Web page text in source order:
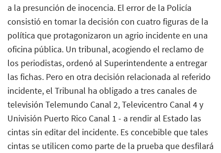
a la presunción de inocencia. El error de la Policía
consistió en tomar la decisión con cuatro figuras de la
política que protagonizaron un agrio incidente en una
oficina pública. Un tribunal, acogiendo el reclamo de
los periodistas, ordenó al Superintendente a entregar
las fichas. Pero en otra decisión relacionada al referido
incidente, el Tribunal ha obligado a tres canales de
televisión Telemundo Canal 2, Televicentro Canal 4 y
Univisión Puerto Rico Canal 1 - a rendir al Estado las
cintas sin editar del incidente. Es concebible que tales
cintas se utilicen como parte de la prueba que desfilará